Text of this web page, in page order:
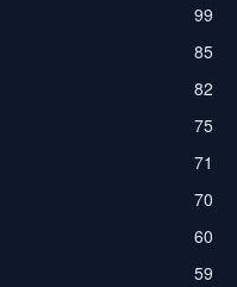
99
85
82
75
71
70
60
59